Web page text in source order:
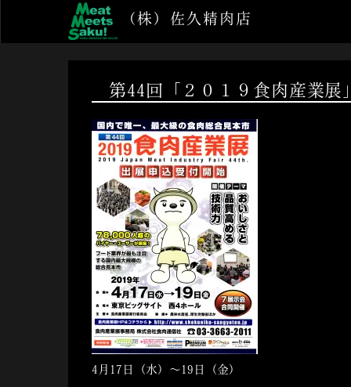
テ
（株）佐久精肉店
第44回「２０１９食肉産業展
4月17日（水）～19日（金）